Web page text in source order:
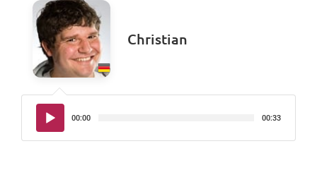
Christian
Audio-
Player
00:00 00:33